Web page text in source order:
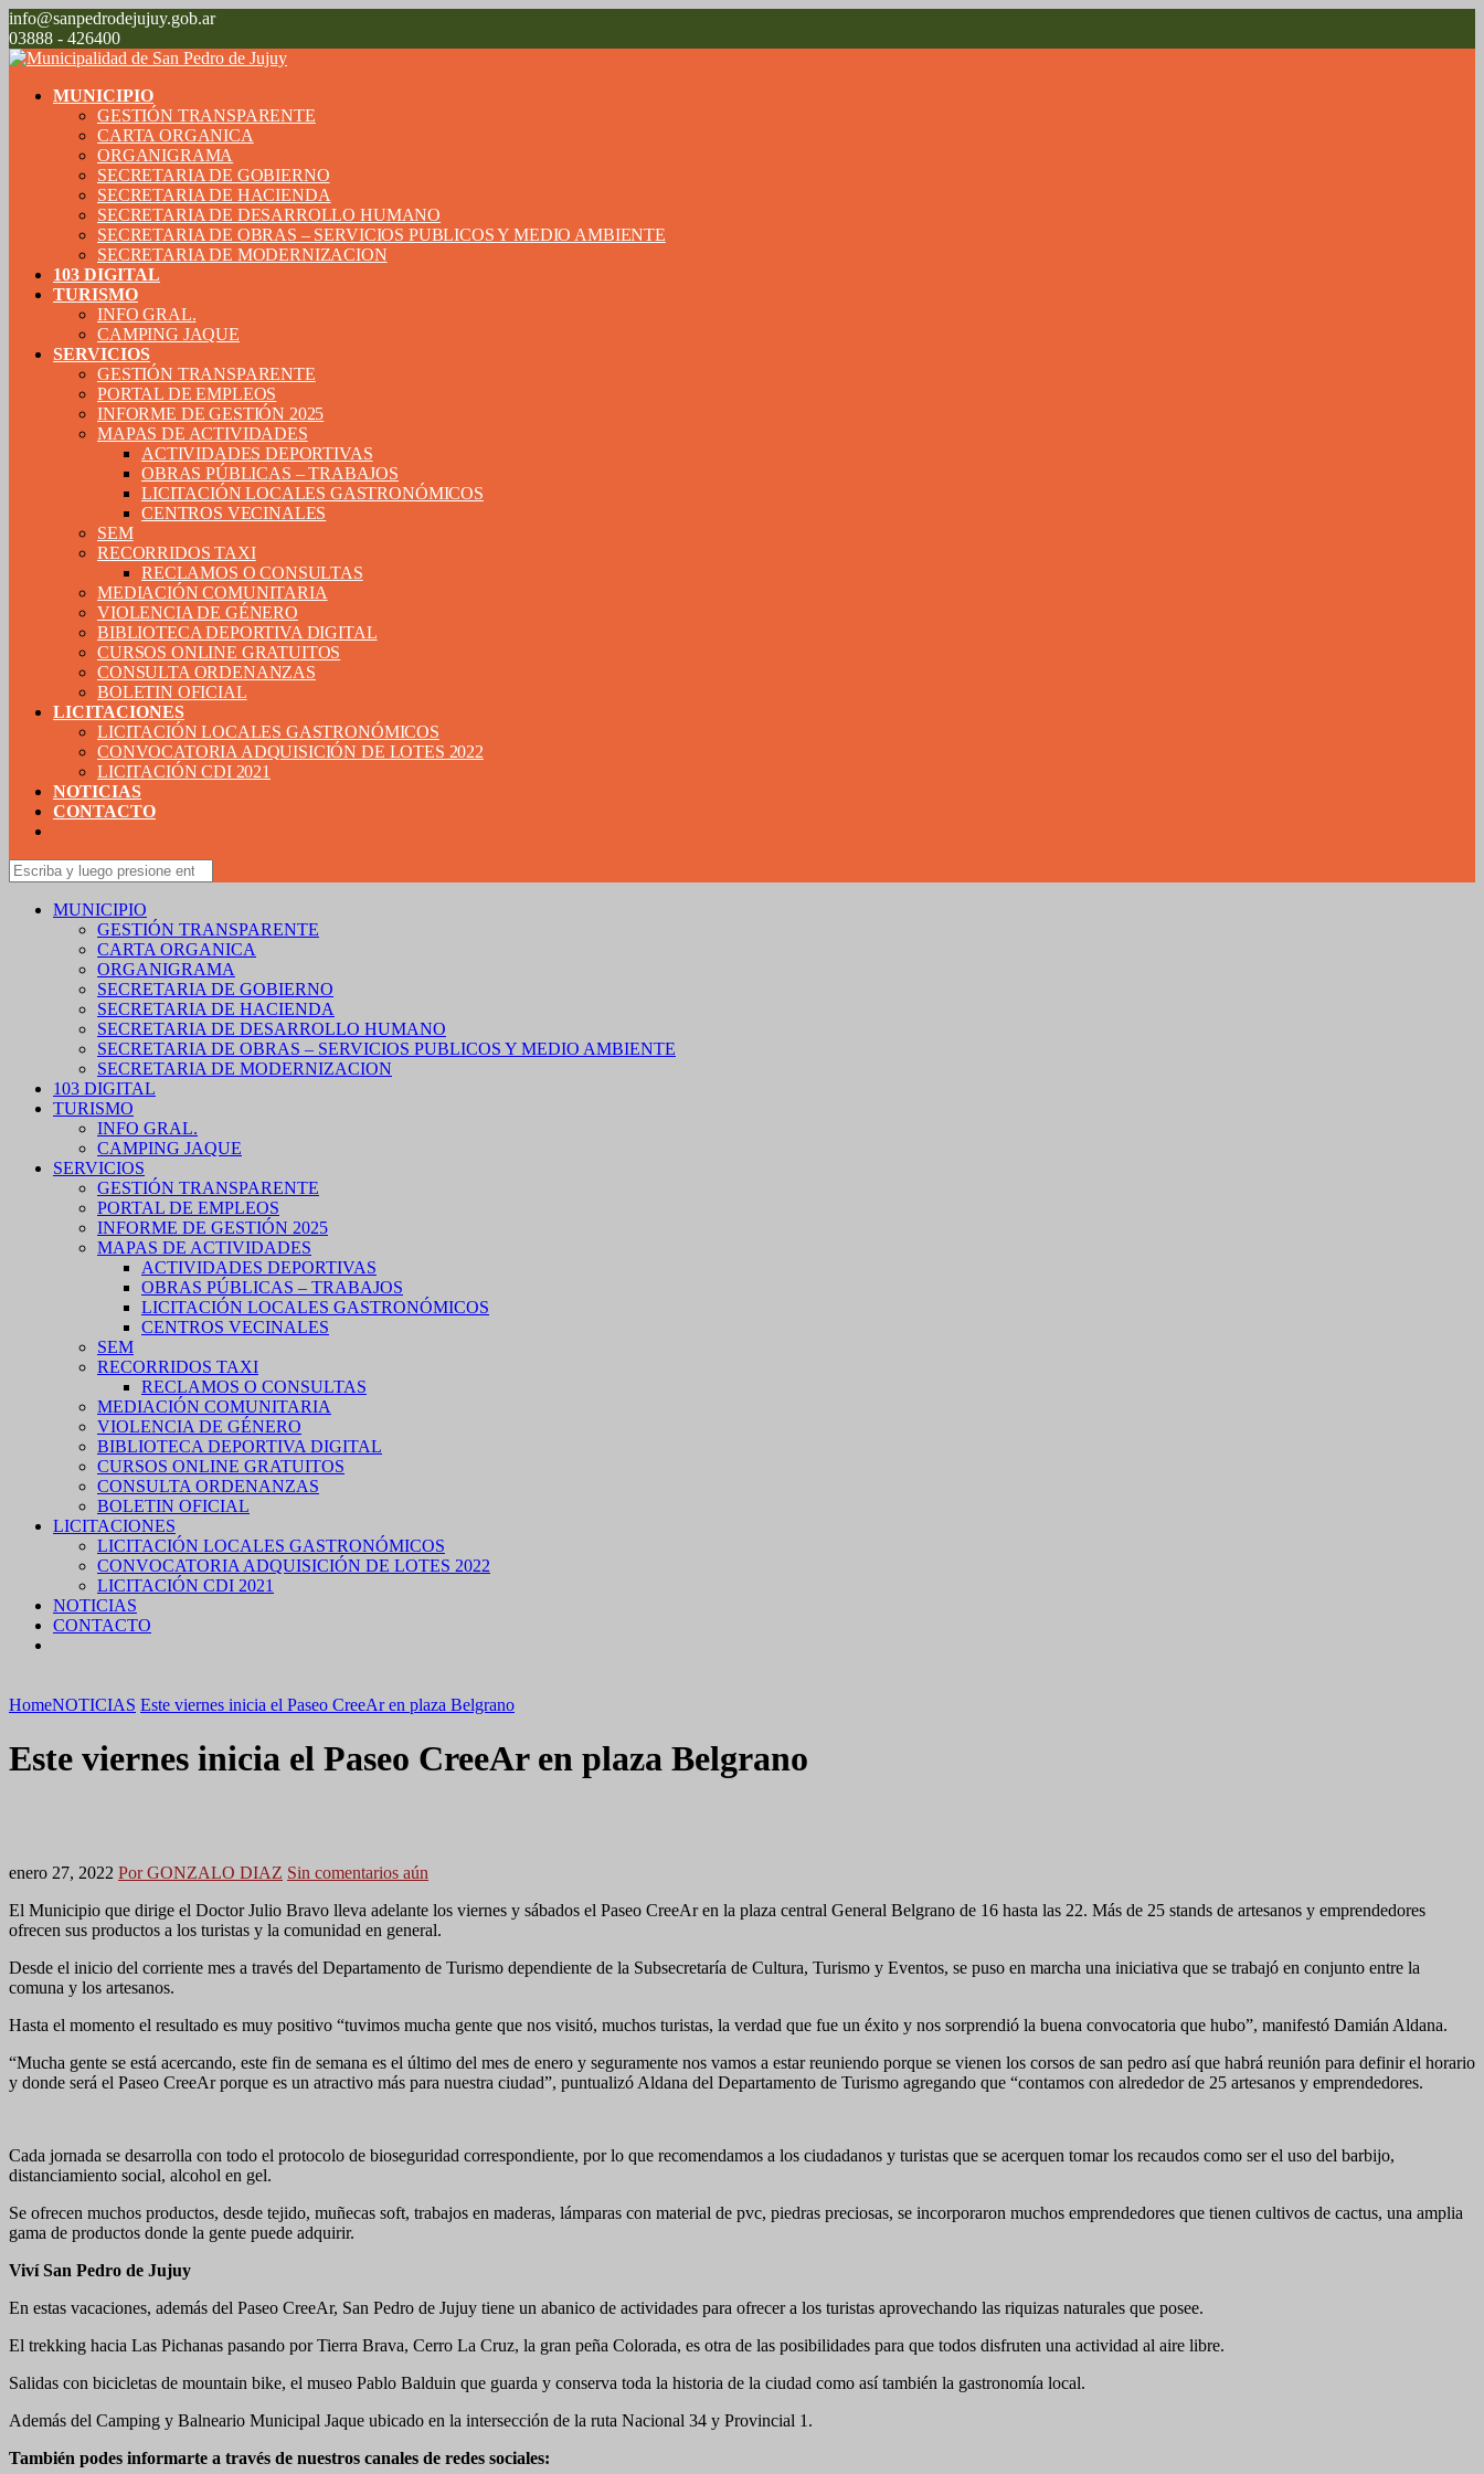
info@sanpedrodejujuy.gob.ar
03888 - 426400
MUNICIPIO
GESTIÓN TRANSPARENTE
CARTA ORGANICA
ORGANIGRAMA
SECRETARIA DE GOBIERNO
SECRETARIA DE HACIENDA
SECRETARIA DE DESARROLLO HUMANO
SECRETARIA DE OBRAS – SERVICIOS PUBLICOS Y MEDIO AMBIENTE
SECRETARIA DE MODERNIZACION
103 DIGITAL
TURISMO
INFO GRAL.
CAMPING JAQUE
SERVICIOS
GESTIÓN TRANSPARENTE
PORTAL DE EMPLEOS
INFORME DE GESTIÓN 2025
MAPAS DE ACTIVIDADES
ACTIVIDADES DEPORTIVAS
OBRAS PÚBLICAS – TRABAJOS
LICITACIÓN LOCALES GASTRONÓMICOS
CENTROS VECINALES
SEM
RECORRIDOS TAXI
RECLAMOS O CONSULTAS
MEDIACIÓN COMUNITARIA
VIOLENCIA DE GÉNERO
BIBLIOTECA DEPORTIVA DIGITAL
CURSOS ONLINE GRATUITOS
CONSULTA ORDENANZAS
BOLETIN OFICIAL
LICITACIONES
LICITACIÓN LOCALES GASTRONÓMICOS
CONVOCATORIA ADQUISICIÓN DE LOTES 2022
LICITACIÓN CDI 2021
NOTICIAS
CONTACTO
MUNICIPIO
GESTIÓN TRANSPARENTE
CARTA ORGANICA
ORGANIGRAMA
SECRETARIA DE GOBIERNO
SECRETARIA DE HACIENDA
SECRETARIA DE DESARROLLO HUMANO
SECRETARIA DE OBRAS – SERVICIOS PUBLICOS Y MEDIO AMBIENTE
SECRETARIA DE MODERNIZACION
103 DIGITAL
TURISMO
INFO GRAL.
CAMPING JAQUE
SERVICIOS
GESTIÓN TRANSPARENTE
PORTAL DE EMPLEOS
INFORME DE GESTIÓN 2025
MAPAS DE ACTIVIDADES
ACTIVIDADES DEPORTIVAS
OBRAS PÚBLICAS – TRABAJOS
LICITACIÓN LOCALES GASTRONÓMICOS
CENTROS VECINALES
SEM
RECORRIDOS TAXI
RECLAMOS O CONSULTAS
MEDIACIÓN COMUNITARIA
VIOLENCIA DE GÉNERO
BIBLIOTECA DEPORTIVA DIGITAL
CURSOS ONLINE GRATUITOS
CONSULTA ORDENANZAS
BOLETIN OFICIAL
LICITACIONES
LICITACIÓN LOCALES GASTRONÓMICOS
CONVOCATORIA ADQUISICIÓN DE LOTES 2022
LICITACIÓN CDI 2021
NOTICIAS
CONTACTO
HomeNOTICIAS Este viernes inicia el Paseo CreeAr en plaza Belgrano
Este viernes inicia el Paseo CreeAr en plaza Belgrano
enero 27, 2022 Por GONZALO DIAZ Sin comentarios aún
El Municipio que dirige el Doctor Julio Bravo lleva adelante los viernes y sábados el Paseo CreeAr en la plaza central General Belgrano de 16 hasta las 22. Más de 25 stands de artesanos y emprendedores
ofrecen sus productos a los turistas y la comunidad en general.
Desde el inicio del corriente mes a través del Departamento de Turismo dependiente de la Subsecretaría de Cultura, Turismo y Eventos, se puso en marcha una iniciativa que se trabajó en conjunto entre la
comuna y los artesanos.
Hasta el momento el resultado es muy positivo “tuvimos mucha gente que nos visitó, muchos turistas, la verdad que fue un éxito y nos sorprendió la buena convocatoria que hubo”, manifestó Damián Aldana.
“Mucha gente se está acercando, este fin de semana es el último del mes de enero y seguramente nos vamos a estar reuniendo porque se vienen los corsos de san pedro así que habrá reunión para definir el horario
y donde será el Paseo CreeAr porque es un atractivo más para nuestra ciudad”, puntualizó Aldana del Departamento de Turismo agregando que “contamos con alrededor de 25 artesanos y emprendedores.
Cada jornada se desarrolla con todo el protocolo de bioseguridad correspondiente, por lo que recomendamos a los ciudadanos y turistas que se acerquen tomar los recaudos como ser el uso del barbijo,
distanciamiento social, alcohol en gel.
Se ofrecen muchos productos, desde tejido, muñecas soft, trabajos en maderas, lámparas con material de pvc, piedras preciosas, se incorporaron muchos emprendedores que tienen cultivos de cactus, una amplia
gama de productos donde la gente puede adquirir.
Viví San Pedro de Jujuy
En estas vacaciones, además del Paseo CreeAr, San Pedro de Jujuy tiene un abanico de actividades para ofrecer a los turistas aprovechando las riquizas naturales que posee.
El trekking hacia Las Pichanas pasando por Tierra Brava, Cerro La Cruz, la gran peña Colorada, es otra de las posibilidades para que todos disfruten una actividad al aire libre.
Salidas con bicicletas de mountain bike, el museo Pablo Balduin que guarda y conserva toda la historia de la ciudad como así también la gastronomía local.
Además del Camping y Balneario Municipal Jaque ubicado en la intersección de la ruta Nacional 34 y Provincial 1.
También podes informarte a través de nuestros canales de redes sociales: